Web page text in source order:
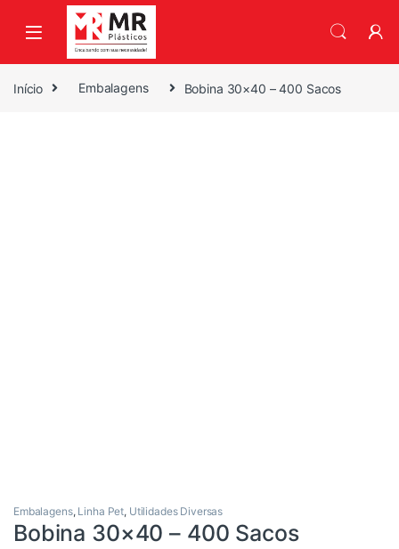
Skip to navigation
Skip to content
Início Embalagens Bobina 30×40 – 400 Sacos
Embalagens, Linha Pet, Utilidades Diversas
Bobina 30×40 – 400 Sacos